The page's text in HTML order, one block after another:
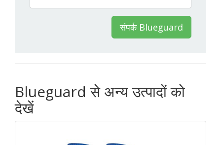
संपर्क Blueguard
Blueguard से अन्य उत्पादों को
देखें